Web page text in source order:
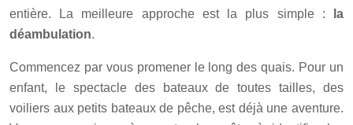
entière. La meilleure approche est la plus simple :
la
déambulation.
Commencez par vous promener le long des quais. Pour un
enfant, le spectacle des bateaux de toutes tailles, des
voiliers aux petits bateaux de pêche, est déjà une aventure.